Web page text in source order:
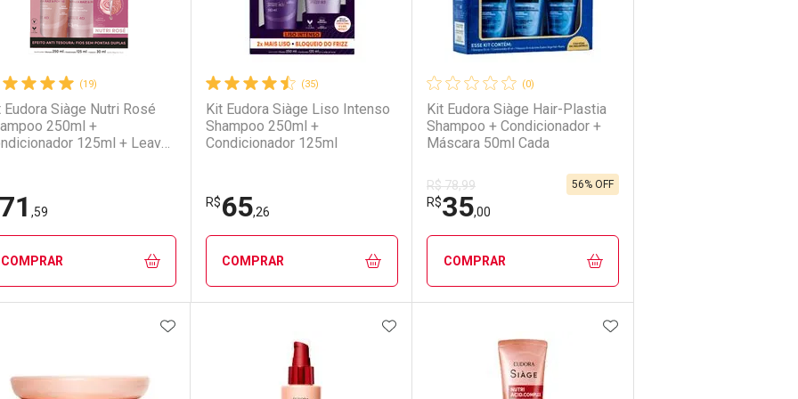
(19)
Eudora Siàge Nutri Rosé
250ml +
125ml + Leave-
71 ,59
COMPRAR
FECHAR
FECHAR
Menos
(35)
Kit Eudora Siàge Liso Intenso
Shampoo 250ml +
Condicionador 125ml
R$65,26
COMPRAR
FECHAR
Laboratório
FECHAR
Por Menos
(0)
Kit Eudora Siàge Hair-Plastia
Shampoo + Condicionador +
Máscara 50ml Cada
R$ 78,99
R$35,00
56% OFF
COMPRAR
FECHAR
Laboratório
FECHAR
Por Menos
ADICIONAR AOS FAVORITOS ADICIONAR AOS FAVORITOS ADICIONAR AOS